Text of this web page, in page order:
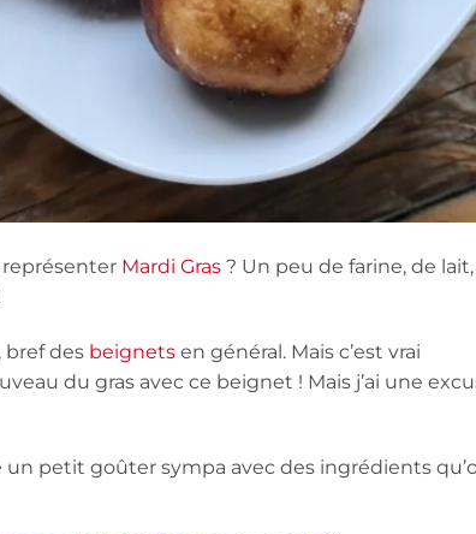
Mardi Gras ? Un peu de farine, de lait,
bref des beignets en général. Mais c’est vrai
du gras avec ce beignet ! Mais j’ai une
petit goûter sympa avec des ingrédients